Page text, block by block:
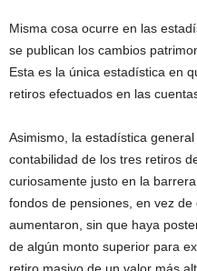
Misma cosa ocurre en las
se publican los cambios
Esta es la única estadística en
retiros efectuados en las
Asimismo, la estadística
contabilidad de los tres retiros
curiosamente justo en la
fondos de pensiones, en vez
aumentaron, sin que haya
de algún monto superior para